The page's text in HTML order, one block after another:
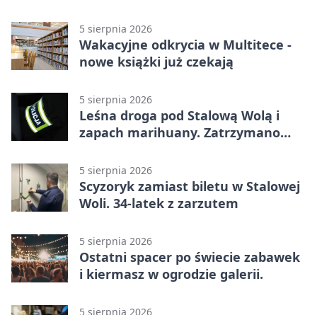
5 sierpnia 2026
Wakacyjne odkrycia w Multitece -
nowe książki już czekają
5 sierpnia 2026
Leśna droga pod Stalową Wolą i
zapach marihuany. Zatrzymano
5 sierpnia 2026
Scyzoryk zamiast biletu w Stalowej
Woli. 34-latek z zarzutem
5 sierpnia 2026
Ostatni spacer po świecie zabawek
i kiermasz w ogrodzie galerii.
5 sierpnia 2026